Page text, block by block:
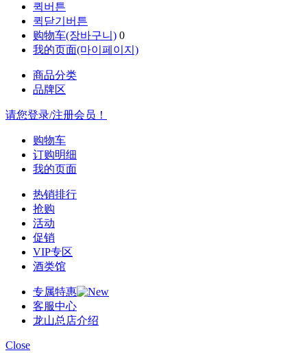
퀵버튼
퀵닫기버튼
购物车(장바구니) 0
我的页面(마이페이지)
商品分类
品牌区
请您登录/注册会员！
购物车
订购明细
我的页面
热销排行
抢购
活动
促销
VIP专区
酒类馆
专属特惠
客服中心
龙山总店介绍
Close